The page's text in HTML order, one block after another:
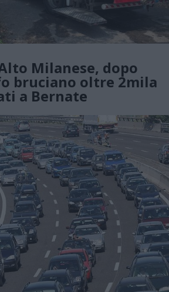
Milanese, dopo
bruciano oltre 2mila
a Bernate